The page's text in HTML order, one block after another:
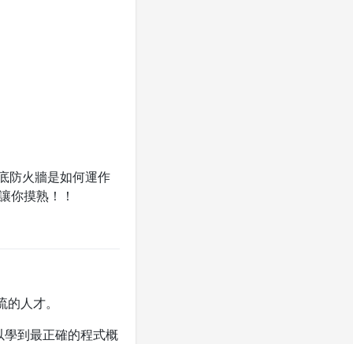
防火牆是如何運作
你摸熟！！
人才。
到最正確的程式概